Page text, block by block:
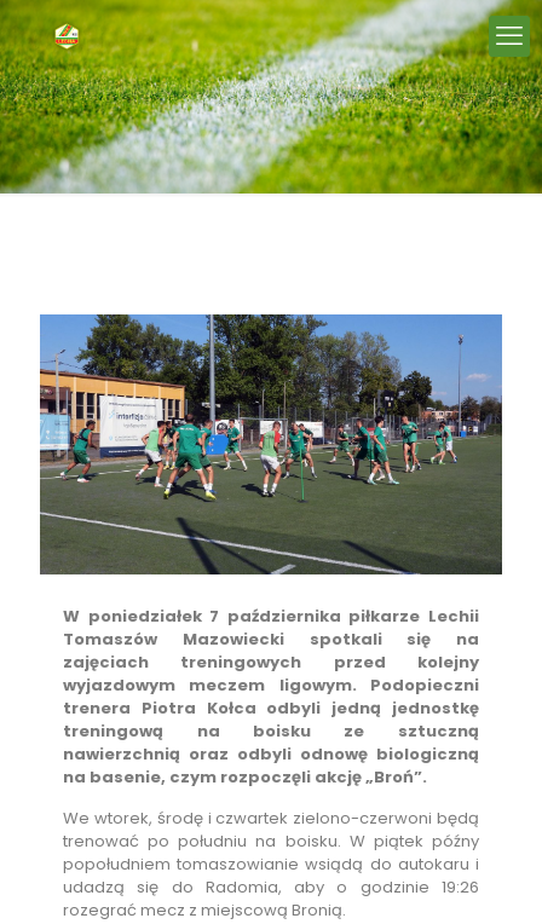
W poniedziałek 7 października piłkarze Lechii
Tomaszów Mazowiecki spotkali się na
zajęciach treningowych przed kolejny
wyjazdowym meczem ligowym. Podopieczni
trenera Piotra Kołca odbyli jedną jednostkę
treningową na boisku ze sztuczną
nawierzchnią oraz odbyli odnowę biologiczną
na basenie, czym rozpoczęli akcję „Broń”.
We wtorek, środę i czwartek zielono-czerwoni będą
trenować po południu na boisku. W piątek późny
popołudniem tomaszowianie wsiądą do autokaru i
udadzą się do Radomia, aby o godzinie 19:26
rozegrać mecz z miejscową Bronią.